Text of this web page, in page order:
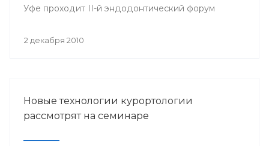
Уфе проходит II-й эндодонтический форум
2 декабря 2010
Новые технологии курортологии
рассмотрят на семинаре